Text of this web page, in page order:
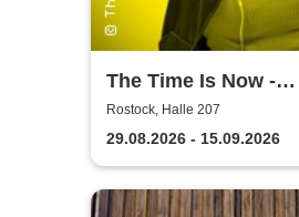
The Time Is Now -
Volkstheater Rostock
Rostock, Halle 207
29.08.2026 - 15.09.2026